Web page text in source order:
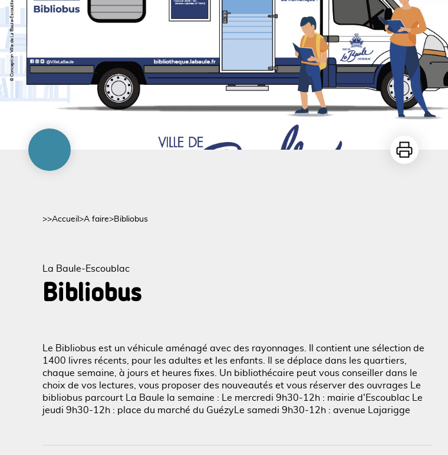
Imprimer
>>Accueil >A faire>Bibliobus
La Baule-Escoublac
Bibliobus
Le Bibliobus est un véhicule aménagé avec des rayonnages. Il contient une sélection de
1400 livres récents, pour les adultes et les enfants. Il se déplace dans les quartiers,
chaque semaine, à jours et heures fixes. Un bibliothécaire peut vous conseiller dans le
choix de vos lectures, vous proposer des nouveautés et vous réserver des ouvrages Le
bibliobus parcourt La Baule la semaine : Le mercredi 9h30-12h : mairie d'Escoublac Le
jeudi 9h30-12h : place du marché du Guézy​ Le samedi 9h30-12h : avenue Lajarigge